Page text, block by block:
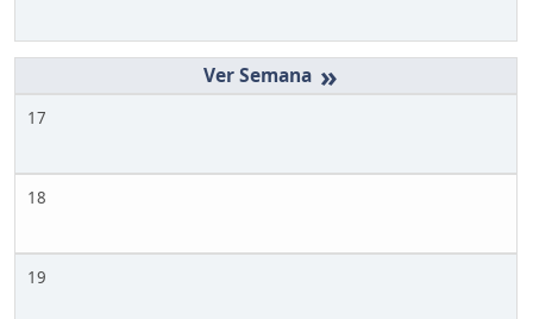
»
17
18
19